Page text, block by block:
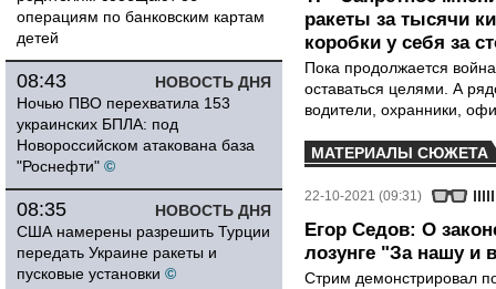
операциям по банковским картам
детей
НОВОСТЬ ДНЯ
08:43
Ночью ПВО перехватила 153
украинских БПЛА: под
Новороссийском атакована база
"Роснефти" ©
НОВОСТЬ ДНЯ
08:35
США намерены разрешить Турции
передать Украине ракеты и
пусковые установки ©
ракеты за тысячи
коробки у себя за
Пока продолжается
оставаться целями. А
водители, охранники,
МАТЕРИАЛЫ СЮЖЕТА
22-10-2021 (09:31)
Егор Седов: О
лозунге "За нашу и
Стрим демонстрировал